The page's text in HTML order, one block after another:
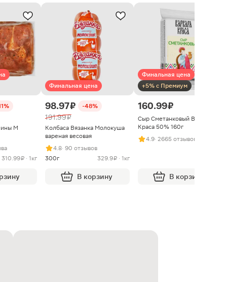
М
310.99 ₽ · 1кг
Финальная цена
98.97 ₽ -48%
191.99 ₽
Колбаса Вязанка Молокуша
вареная весовая
4.8· 90 отзывов
300г
329.9 ₽ · 1кг
В корзину
Финальная цена
+5% с Премиум
160.99 ₽
Сыр Сметанковый Варвара
Краса 50% 160г
4.9· 2665 отзывов
В корзину